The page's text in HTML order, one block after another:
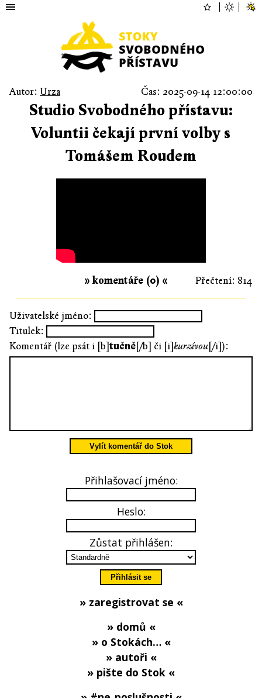
Autor: Urza Čas: 2025-09-14 12:00:00
Studio Svobodného přístavu:
Voluntii čekají první volby s
Tomášem Roudem
Přečtení: 814
» komentáře (0) «
Uživatelské jméno:
Titulek:
Komentář (lze psát i [b]tučně[/b] či [i]kurzívou[/i]):
Vylít komentář do Stok
Přihlašovací jméno:
Heslo:
Zůstat přihlášen:
» zaregistrovat se «
» domů «
» o Stokách… «
» autoři «
» pište do Stok «